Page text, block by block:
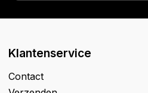
Klantenservice
Contact